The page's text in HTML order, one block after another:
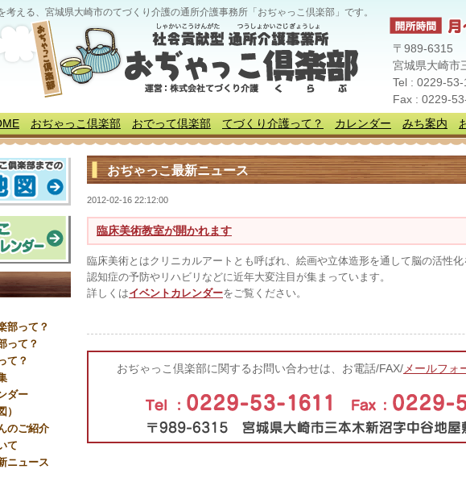
〒989-6315
宮城県大崎市
Tel : 0229-53-
Fax : 0229-
考える、宮城県大崎市のてづくり介護の通所介護事務所「おぢゃっこ倶楽部」です。
おぢゃっこ倶楽部 おでって倶楽部 てづくり介護って？ カレンダー みち案内
おぢゃっこ最新ニュース
2012-02-16 22:12:00
臨床美術教室が開かれます
臨床美術とはクリニカルアートとも呼ばれ、絵画や立体造形を通して脳の活性化
認知症の予防やリハビリなどに近年大変注目が集まっています。
詳しくはイベントカレンダーをご覧ください。
おぢゃっこ倶楽部に関するお問い合わせは、お電話/FAX/ メールフォ
部って？
って？
て？
ダー
）
のご紹介
て
ニュース